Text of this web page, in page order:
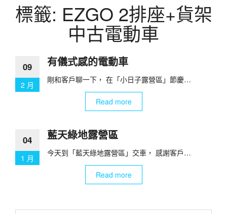
標籤: EZGO 2排座+貨架
中古電動車
09
2 月
有儀式感的電動車
剛和客戶聊一下， 在「小日子露營區」節慶…
Read more
04
1 月
藍天綠地露營區
今天到「藍天綠地露營區」交車， 感謝客戶…
Read more